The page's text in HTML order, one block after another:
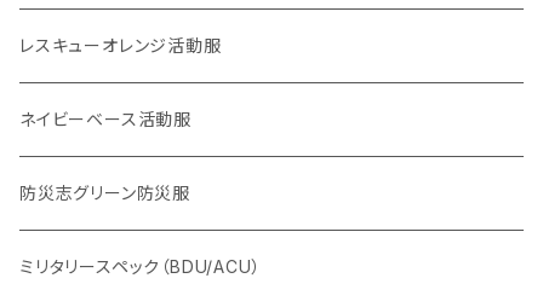
2016,4熊本地震
オールジャパン支援
車両系
重機系
体力系
ヘルプセンター系
レスキューオレンジ活動服
ネイビーベース活動服
防災志グリーン防災服
ミリタリースペック（BDU/ACU）